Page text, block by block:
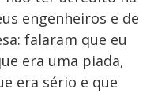
engenheiros e de
falaram que eu
era uma piada,
era sério e que